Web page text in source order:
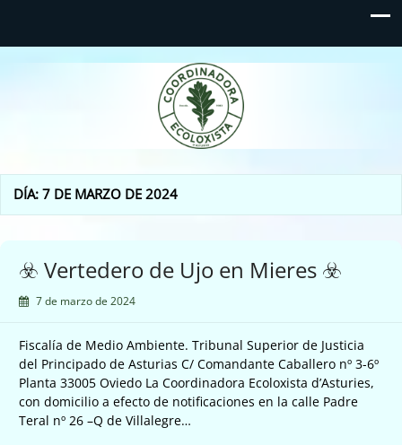
Coordinadora Ecoloxista
d'Asturies
DÍA:7 DE MARZO DE 2024
☣️ Vertedero de Ujo en Mieres ☣️
7 de marzo de 2024
Fiscalía de Medio Ambiente. Tribunal Superior de Justicia
del Principado de Asturias C/ Comandante Caballero nº 3-6º
Planta 33005 Oviedo La Coordinadora Ecoloxista d’Asturies,
con domicilio a efecto de notificaciones en la calle Padre
Teral nº 26 –Q de Villalegre…